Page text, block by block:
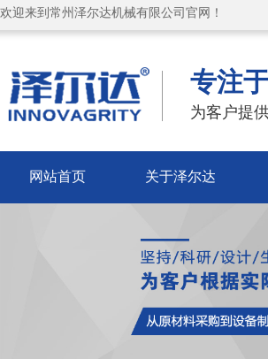
欢迎来到常州泽尔达机械有限公司官网！
专注
为客户提
网站首页 关于泽尔达